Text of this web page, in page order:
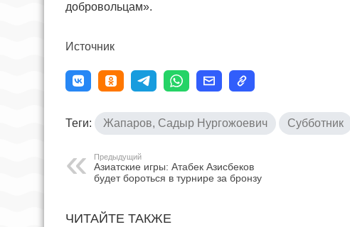
добровольцам».
Источник
Теги: Жапаров, Садыр Нургожоевич Субботник
Предыдущий
Азиатские игры: Атабек Азисбеков
будет бороться в турнире за бронзу
ЧИТАЙТЕ ТАКЖЕ